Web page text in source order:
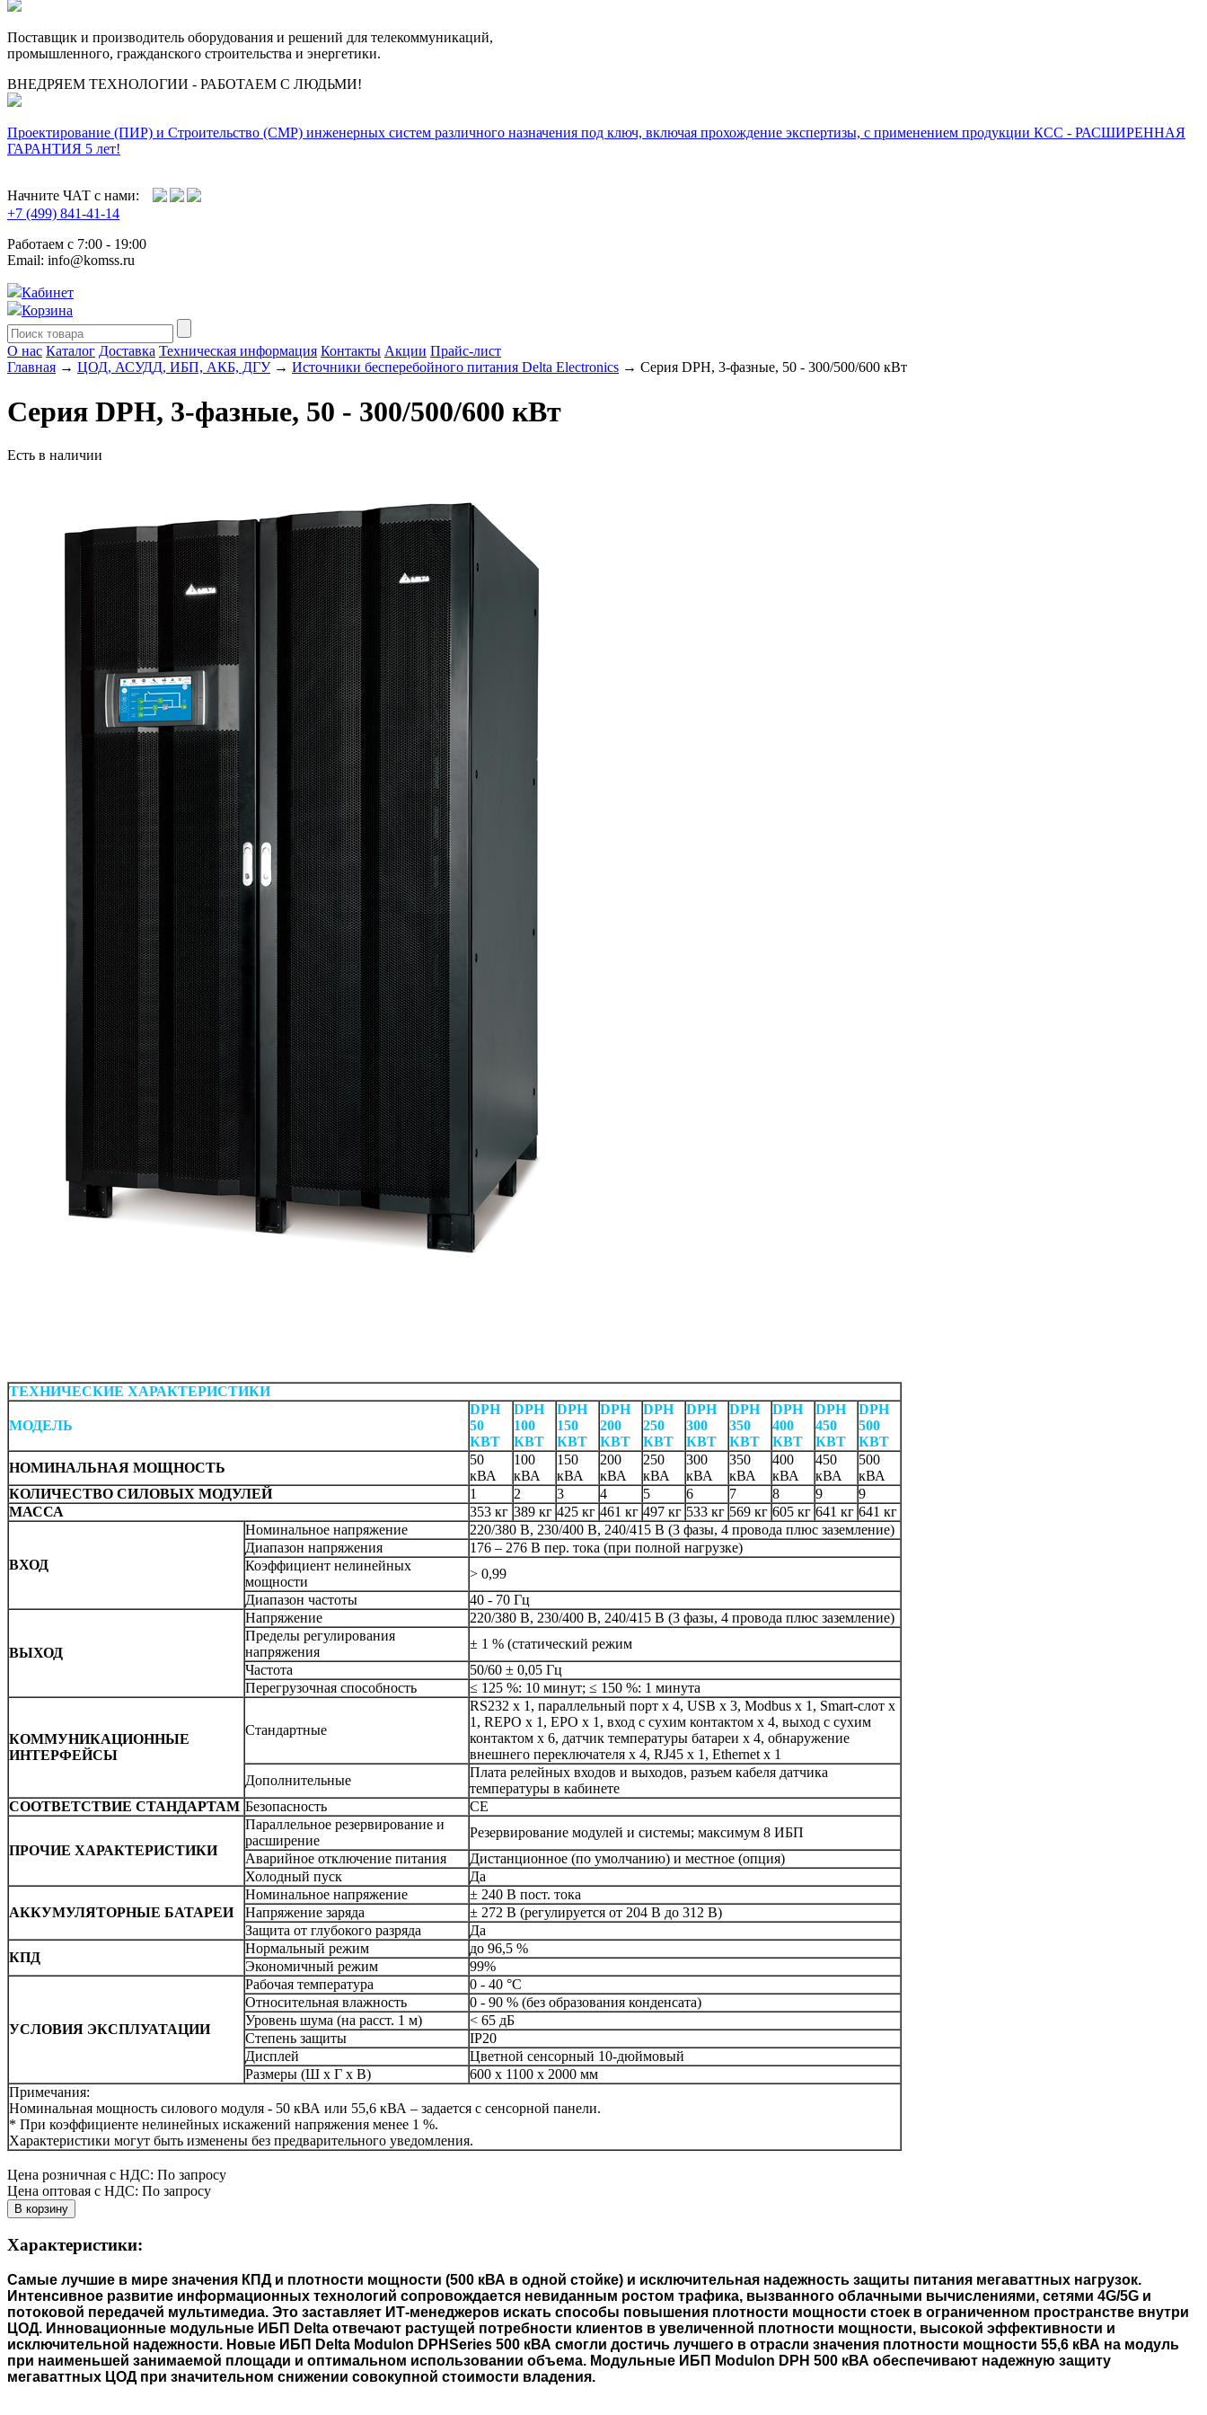
Поставщик и производитель оборудования и решений для телекоммуникаций,
промышленного, гражданского строительства и энергетики.
ВНЕДРЯЕМ ТЕХНОЛОГИИ - РАБОТАЕМ С ЛЮДЬМИ!
Проектирование (ПИР) и Cтроительство (СМР) инженерных систем различного назначения под ключ, включая прохождение экспертизы, с применением продукции КСС - РАСШИРЕННАЯ
ГАРАНТИЯ 5 лет!
Начните ЧАТ с нами:
+7 (499) 841-41-14
Работаем с 7:00 - 19:00
Email: info@komss.ru
Кабинет
Корзина
О нас Каталог Доставка Техническая информация Контакты Акции Прайс-лист
Главная → ЦОД, АСУДД, ИБП, АКБ, ДГУ→ Источники бесперебойного питания Delta Electronics → Серия DPH, 3-фазные, 50 - 300/500/600 кВт
Серия DPH, 3-фазные, 50 - 300/500/600 кВт
Есть в наличии
ТЕХНИЧЕСКИЕ ХАРАКТЕРИСТИКИ
МОДЕЛЬ
DPH
50
КВТ
DPH
100
КВТ
DPH
150
КВТ
DPH
200
КВТ
DPH
250
КВТ
DPH
300
КВТ
DPH
350
КВТ
DPH
400
КВТ
DPH
450
КВТ
DPH
500
КВТ
НОМИНАЛЬНАЯ МОЩНОСТЬ
50
кВА
100
кВА
150
кВА
200
кВА
250
кВА
300
кВА
350
кВА
400
кВА
450
кВА
500
кВА
КОЛИЧЕСТВО СИЛОВЫХ МОДУЛЕЙ
1 2 3 4 5 6 7 8 9
9
МАССА
353 кг 389 кг 425 кг 461 кг 497 кг 533 кг 569 кг 605 кг 641 кг 641 кг
ВХОД
Номинальное напряжение
220/380 В, 230/400 В, 240/415 В (3 фазы, 4 провода плюс заземление)
Диапазон напряжения
176 – 276 В пер. тока (при полной нагрузке)
Коэффициент нелинейных
мощности
> 0,99
Диапазон частоты
40 - 70 Гц
ВЫХОД
Напряжение
220/380 В, 230/400 В, 240/415 В (3 фазы, 4 провода плюс заземление)
Пределы регулирования
напряжения
± 1 % (статический режим
Частота
50/60 ± 0,05 Гц
Перегрузочная способность
≤ 125 %: 10 минут; ≤ 150 %: 1 минута
КОММУНИКАЦИОННЫЕ
ИНТЕРФЕЙСЫ
Стандартные
RS232 x 1, параллельный порт x 4, USB x 3, Modbus x 1, Smart-слот x
1, REPO x 1, EPO x 1, вход с сухим контактом x 4, выход с сухим
контактом x 6, датчик температуры батареи x 4, обнаружение
внешнего переключателя x 4, RJ45 x 1, Ethernet x 1
Дополнительные
Плата релейных входов и выходов, разъем кабеля датчика
температуры в кабинете
СООТВЕТСТВИЕ СТАНДАРТАМ Безопасность CE
ПРОЧИЕ ХАРАКТЕРИСТИКИ
Параллельное резервирование и
расширение
Резервирование модулей и системы; максимум 8 ИБП
Аварийное отключение питания
Дистанционное (по умолчанию) и местное (опция)
Холодный пуск
Да
АККУМУЛЯТОРНЫЕ БАТАРЕИ
Номинальное напряжение
± 240 В пост. тока
Напряжение заряда
± 272 В (регулируется от 204 В до 312 В)
Защита от глубокого разряда
Да
КПД
Нормальный режим
до 96,5 %
Экономичный режим
99%
УСЛОВИЯ ЭКСПЛУАТАЦИИ
Рабочая температура
0 - 40 °C
Относительная влажность
0 - 90 % (без образования конденсата)
Уровень шума (на расст. 1 м)
< 65 дБ
Степень защиты
IP20
Дисплей
Цветной сенсорный 10-дюймовый
Размеры (Ш x Г x В)
600 х 1100 х 2000 мм
Примечания:
Номинальная мощность силового модуля - 50 кВА или 55,6 кВА – задается с сенсорной панели.
* При коэффициенте нелинейных искажений напряжения менее 1 %.
Характеристики могут быть изменены без предварительного уведомления.
Цена розничная с НДС: По запросу
Цена оптовая с НДС: По запросу
Характеристики:
Самые лучшие в мире значения КПД и плотности мощности (500 кВА в одной стойке) и исключительная надежность защиты питания мегаваттных нагрузок.
Интенсивное развитие информационных технологий сопровождается невиданным ростом трафика, вызванного облачными вычислениями, сетями 4G/5G и
потоковой передачей мультимедиа. Это заставляет ИТ-менеджеров искать способы повышения плотности мощности стоек в ограниченном пространстве внутри
ЦОД. Инновационные модульные ИБП Delta отвечают растущей потребности клиентов в увеличенной плотности мощности, высокой эффективности и
исключительной надежности. Новые ИБП Delta Modulon DPHSeries 500 кВА смогли достичь лучшего в отрасли значения плотности мощности 55,6 кВА на модуль
при наименьшей занимаемой площади и оптимальном использовании объема. Модульные ИБП Modulon DPH 500 кВА обеспечивают надежную защиту
мегаваттных ЦОД при значительном снижении совокупной стоимости владения.